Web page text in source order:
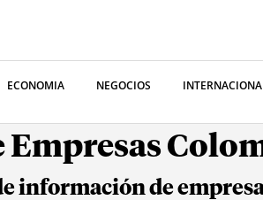
ECONOMIA NEGOCIOS
Empresas
información de